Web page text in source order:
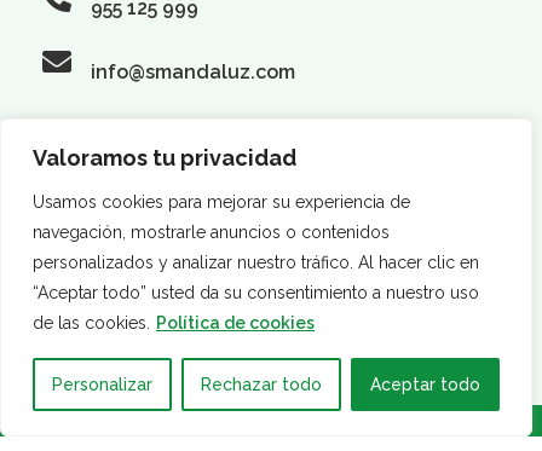
Valoramos tu privacidad
Usamos cookies para mejorar su experiencia de
navegación, mostrarle anuncios o contenidos
personalizados y analizar nuestro tráfico. Al hacer clic en
“Aceptar todo” usted da su consentimiento a nuestro uso
de las cookies.
Política de cookies
Personalizar Rechazar todo Aceptar todo
955 125 999
info@smandaluz.com
Síguenos